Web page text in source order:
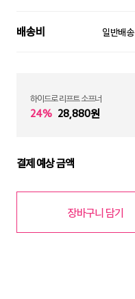
배송비 일반배송
하이드로 리프트 소프너
24% 28,880원
결제 예상 금액
장바구니 담기